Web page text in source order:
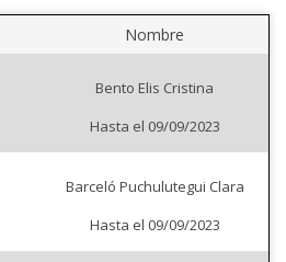
Nombre
Bento Elis Cristina
Hasta el 09/09/2023
Barceló Puchulutegui Clara
Hasta el 09/09/2023